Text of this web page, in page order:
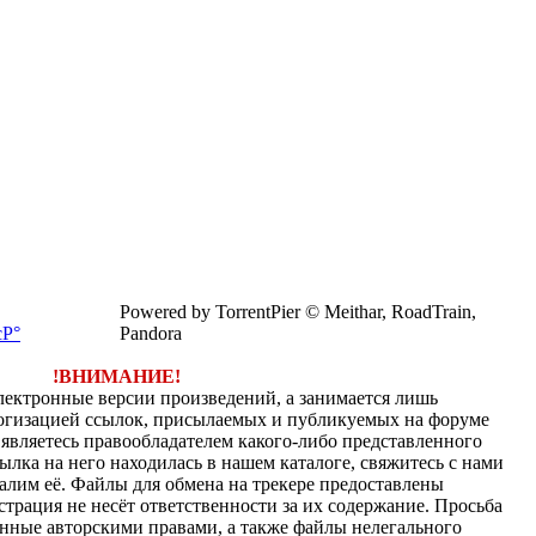
Powered by TorrentPier © Meithar, RoadTrain,
Pandora
!ВНИМАНИЕ!
версии произведений, а занимается лишь
ссылок, присылаемых и публикуемых на форуме
правообладателем какого-либо представленного
на него находилась в нашем каталоге, свяжитесь с нами
её. Файлы для обмена на трекере предоставлены
не несёт ответственности за их содержание. Просьба
авторскими правами, а также файлы нелегального